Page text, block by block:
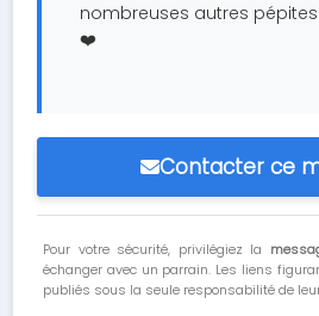
nombreuses autres
❤️
Contacter ce
Pour votre sécurité, privilégiez la
échanger avec un parrain. Les liens
publiés sous la seule responsabilité de